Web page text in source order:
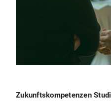
Zukunftskompetenzen